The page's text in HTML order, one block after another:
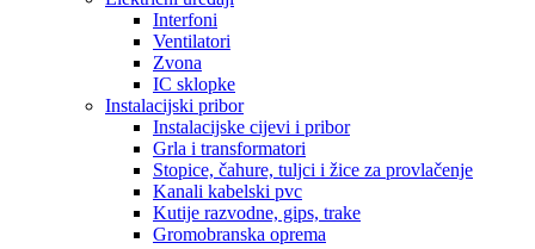
Interfoni
Ventilatori
Zvona
IC sklopke
Instalacijski pribor
Instalacijske cijevi i pribor
Grla i transformatori
Stopice, čahure, tuljci i žice za provlačenje
Kanali kabelski pvc
Kutije razvodne, gips, trake
Gromobranska oprema